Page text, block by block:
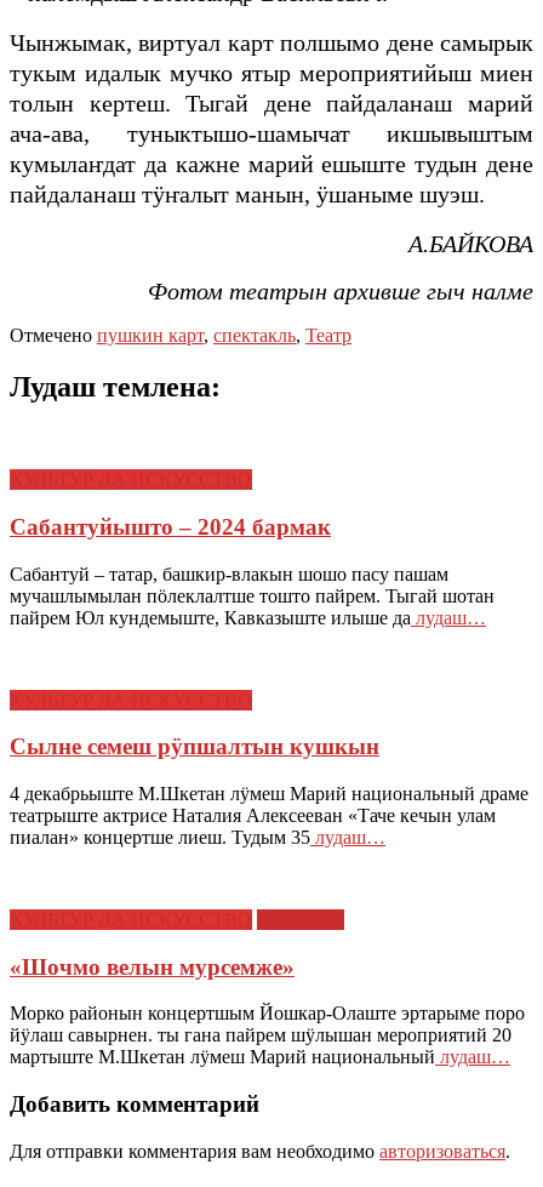
Чынжымак, виртуал карт полшымо дене самырык
тукым идалык мучко ятыр мероприятийыш миен
толын кертеш. Тыгай дене пайдаланаш марий
ача-ава, туныктышо-шамычат икшывыштым
кумылаҥдат да кажне марий ешыште тудын дене
пайдаланаш тӱҥалыт манын, ӱшаныме шуэш.
А.БАЙКОВА
Фотом театрын архивше гыч налме
Отмечено пушкин карт, спектакль, Театр
Лудаш темлена:
Сабантуйышто – 2024 бармак
Сабантуй – татар, башкир-влакын шошо пасу пашам
мучашлымылан пӧлеклалтше тошто пайрем. Тыгай шотан
пайрем Юл кундемыште, Кавказыште илыше да лудаш…
Сылне семеш рӱпшалтын кушкын
4 декабрьыште М.Шкетан лӱмеш Марий национальный драме
театрыште актрисе Наталия Алексееван «Таче кечын улам
пиалан» концертше лиеш. Тудым 35 лудаш…
«Шочмо велын мурсемже»
Морко районын концертшым Йошкар-Олаште эртарыме поро
йӱлаш савырнен. ты гана пайрем шӱлышан мероприятий 20
мартыште М.Шкетан лӱмеш Марий национальный лудаш…
Добавить комментарий
Для отправки комментария вам необходимо авторизоваться.